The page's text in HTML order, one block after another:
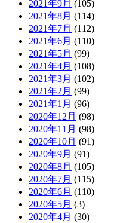
2021年9月 (105)
2021年8月 (114)
2021年7月 (112)
2021年6月 (110)
2021年5月 (99)
2021年4月 (108)
2021年3月 (102)
2021年2月 (99)
2021年1月 (96)
2020年12月 (98)
2020年11月 (98)
2020年10月 (91)
2020年9月 (91)
2020年8月 (105)
2020年7月 (115)
2020年6月 (110)
2020年5月 (3)
2020年4月 (30)